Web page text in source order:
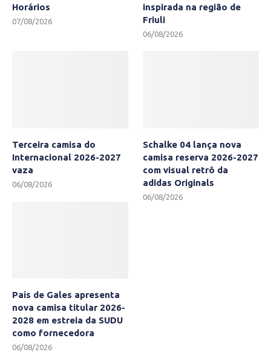
Horários
07/08/2026
inspirada na região de
Friuli
06/08/2026
Terceira camisa do
Internacional 2026-2027
vaza
06/08/2026
Schalke 04 lança nova
camisa reserva 2026-2027
com visual retrô da
adidas Originals
06/08/2026
País de Gales apresenta
nova camisa titular 2026-
2028 em estreia da SUDU
como fornecedora
06/08/2026